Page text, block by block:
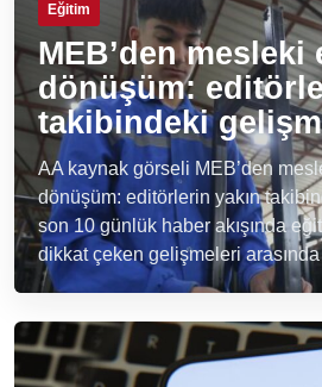
Eğitim
MEB’den mesleki
dönüşüm:
takibindeki
AA kaynak görseli MEB’den
dönüşüm: editörlerin yakın
son 10 günlük haber akışında
dikkat çeken gelişmeleri